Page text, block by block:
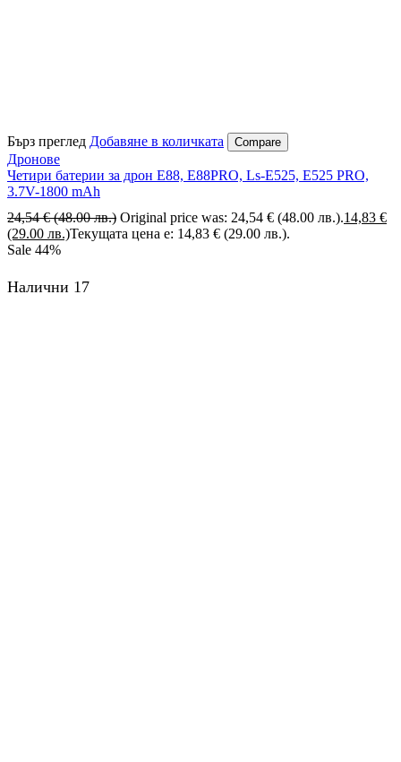
Бърз преглед Добавяне в количката Compare
Дронове
Четири батерии за дрон E88, E88PRO, Ls-E525, E525 PRO,
3.7V-1800 mAh
24,54€ (48.00 лв.) Original price was: 24,54 € (48.00 лв.).14,83 €
(29.00 лв.)Текущата цена е: 14,83 € (29.00 лв.).
Sale 44%
Налични 17